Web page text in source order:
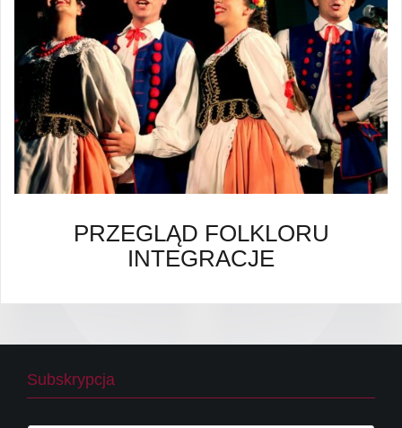
PRZEGLĄD FOLKLORU
INTEGRACJE
Subskrypcja